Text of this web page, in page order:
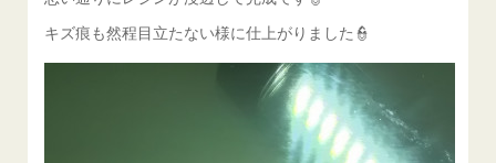
キズ痕も然程目立たない様に仕上がりました👮